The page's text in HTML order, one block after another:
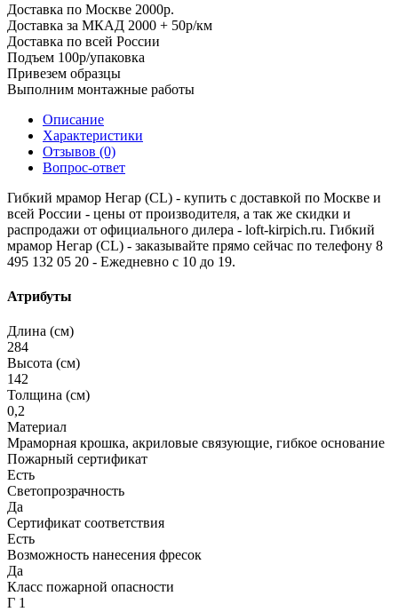
Доставка по Москве 2000р.
Доставка за МКАД 2000 + 50р/км
Доставка по всей России
Подъем 100р/упаковка
Привезем образцы
Выполним монтажные работы
Описание
Характеристики
Отзывов (0)
Вопрос-ответ
Гибкий мрамор Негар (CL) - купить с доставкой по Москве и
всей России - цены от производителя, а так же скидки и
распродажи от официального дилера - loft-kirpich.ru. Гибкий
мрамор Негар (CL) - заказывайте прямо сейчас по телефону 8
495 132 05 20 - Ежедневно с 10 до 19.
Атрибуты
Длина (см)
284
Высота (см)
142
Толщина (см)
0,2
Материал
Мраморная крошка, акриловые связующие, гибкое основание
Пожарный сертификат
Есть
Светопрозрачность
Да
Сертификат соответствия
Есть
Возможность нанесения фресок
Да
Класс пожарной опасности
Г 1